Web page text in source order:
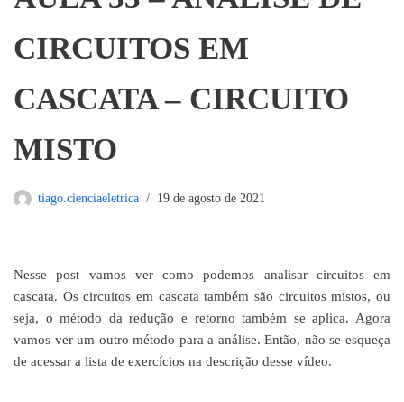
CIRCUITOS EM
CASCATA – CIRCUITO
MISTO
tiago.cienciaeletrica 19 de agosto de 2021
Nesse post vamos ver como podemos analisar circuitos em
cascata. Os circuitos em cascata também são circuitos mistos, ou
seja, o método da redução e retorno também se aplica. Agora
vamos ver um outro método para a análise. Então, não se esqueça
de acessar a lista de exercícios na descrição desse vídeo.